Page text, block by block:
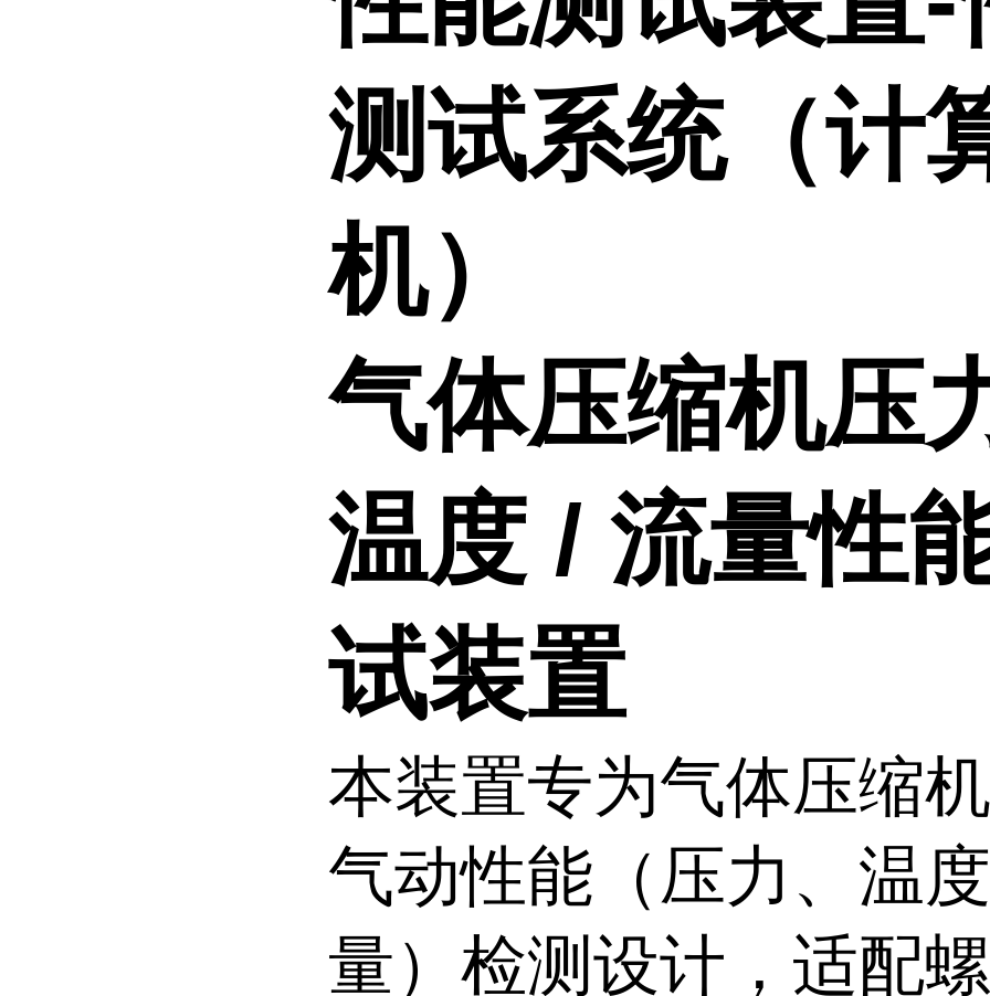
测试系统（计
机）
气体压缩机压
温度 / 流量性
试装置
本装置专为气体压缩
气动性能（压力、温
量）检测设计，适配